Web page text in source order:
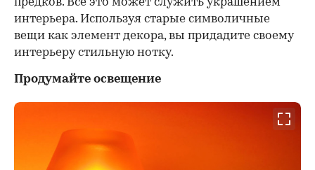
интерьера. Используя старые символичные
вещи как элемент декора, вы придадите своему
интерьеру стильную нотку.
Продумайте освещение